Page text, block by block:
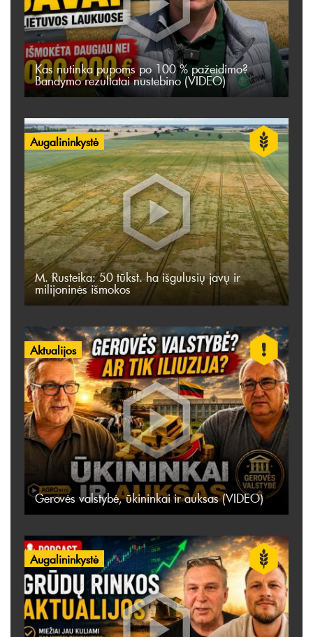
Kas nutinka pupoms po 100 % pažeidimo?
Bandymo rezultatai nustebino (VIDEO)
Augalininkystė
M. Rusteika: 50 tūkst. ha išgulusių javų ir
milijoninės išmokos
Aktualijos
Gerovės valstybė, ūkininkai ir auksas (VIDEO)
Augalininkystė